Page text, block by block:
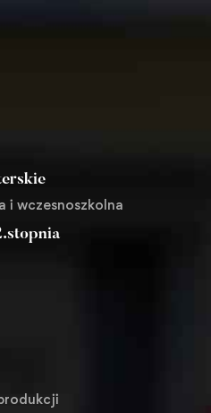
i wczesnoszkolna